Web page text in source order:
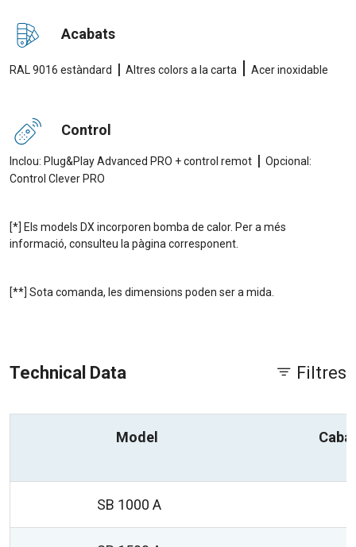
Acabats
RAL 9016 estàndard | Altres colors a la carta | Acer inoxidable
Control
Inclou: Plug&Play Advanced PRO + control remot | Opcional:
Control Clever PRO
[*] Els models DX incorporen bomba de calor. Per a més
informació, consulteu la pàgina corresponent.
[**] Sota comanda, les dimensions poden ser a mida.
Technical Data Filtres
Model
SB 1000 A